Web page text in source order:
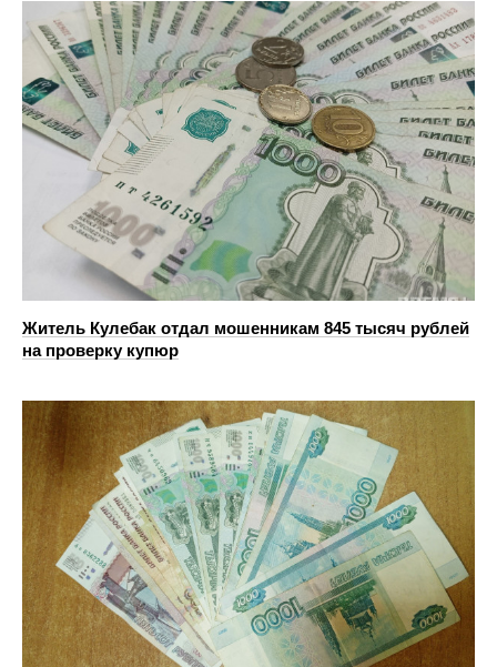
Житель Кулебак отдал мошенникам 845 тысяч рублей
на проверку купюр